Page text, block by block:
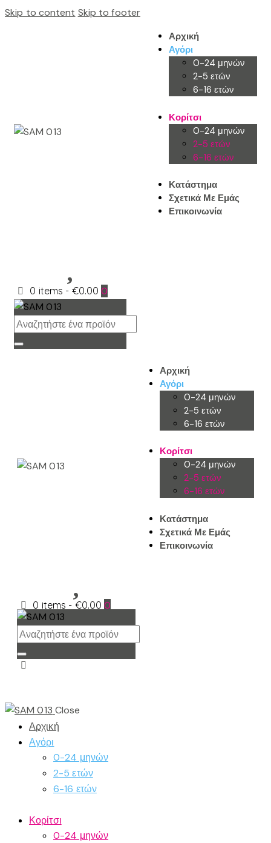
Skip to content Skip to footer
Αρχική
Αγόρι
0-24 μηνών
2-5 ετών
6-16 ετών
Κορίτσι
0-24 μηνών
2-5 ετών
6-16 ετών
Κατάστημα
Σχετικά Με Εμάς
Επικοινωνία
0 items - €0.00 0
Αρχική
Αγόρι
0-24 μηνών
2-5 ετών
6-16 ετών
Κορίτσι
0-24 μηνών
2-5 ετών
6-16 ετών
Κατάστημα
Σχετικά Με Εμάς
Επικοινωνία
0 items - €0.00 0
Close
Αρχική
Αγόρι
0-24 μηνών
2-5 ετών
6-16 ετών
Κορίτσι
0-24 μηνών